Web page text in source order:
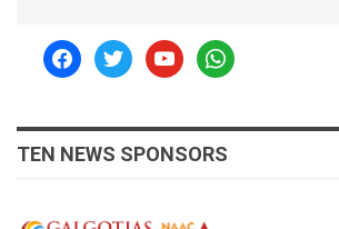
facebooktwitteryoutubewhatsapp
TEN NEWS SPONSORS